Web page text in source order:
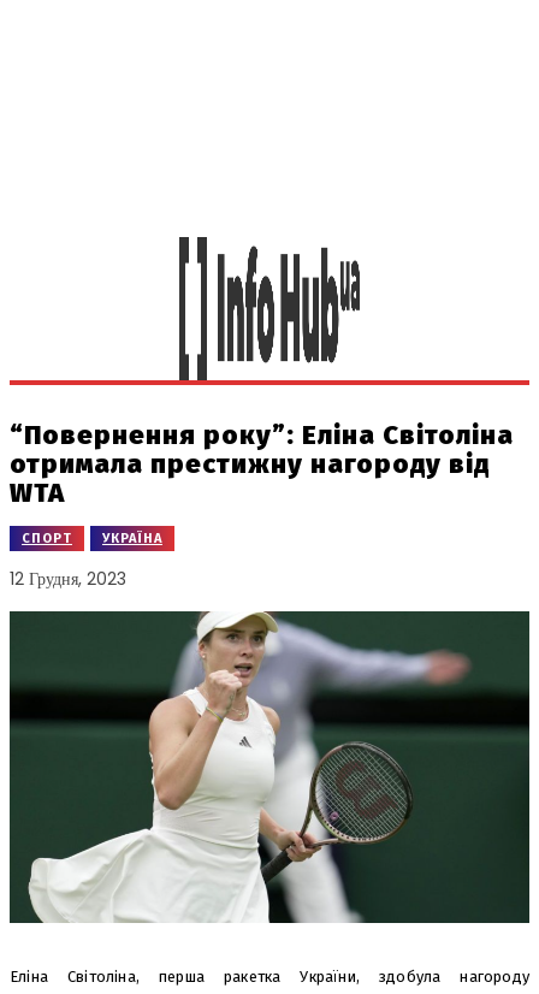
“Повернення року”: Еліна Світоліна
отримала престижну нагороду від
WTA
СПОРТ УКРАЇНА
12 Грудня, 2023
Еліна Світоліна, перша ракетка України, здобула нагороду